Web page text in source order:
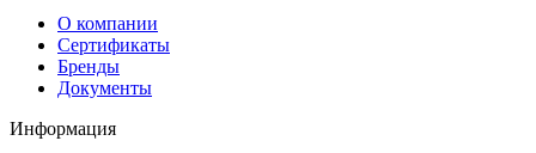
О компании
Сертификаты
Бренды
Документы
Информация